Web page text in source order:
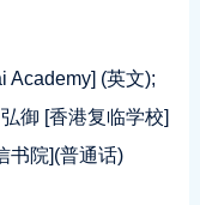
Academy] (英文);
御 [香港复临学校]
书院](普通话)